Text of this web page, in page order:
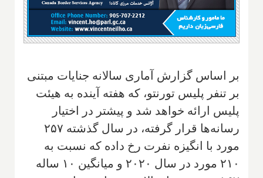
بر اساس گزارش آماری سالانه جنایات مبتنی
بر تنفر پلیس تورنتو، که هفته آینده به هیئت
پلیس ارائه خواهد شد و پیشتر در اختیار
رسانه‌ها قرار گرفته، در سال گذشته ۲۵۷
مورد با انگیزه نفرت رخ داده که نسبت به
۲۱۰ مورد در سال ۲۰۲۰ و میانگین ۱۰ ساله